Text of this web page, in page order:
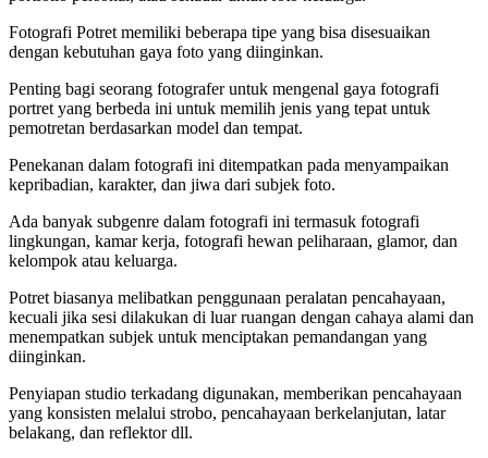
Fotografi Potret memiliki beberapa tipe yang bisa disesuaikan
dengan kebutuhan gaya foto yang diinginkan.
Penting bagi seorang fotografer untuk mengenal gaya fotografi
portret yang berbeda ini untuk memilih jenis yang tepat untuk
pemotretan berdasarkan model dan tempat.
Penekanan dalam fotografi ini ditempatkan pada menyampaikan
kepribadian, karakter, dan jiwa dari subjek foto.
Ada banyak subgenre dalam fotografi ini termasuk fotografi
lingkungan, kamar kerja, fotografi hewan peliharaan, glamor, dan
kelompok atau keluarga.
Potret biasanya melibatkan penggunaan peralatan pencahayaan,
kecuali jika sesi dilakukan di luar ruangan dengan cahaya alami dan
menempatkan subjek untuk menciptakan pemandangan yang
diinginkan.
Penyiapan studio terkadang digunakan, memberikan pencahayaan
yang konsisten melalui strobo, pencahayaan berkelanjutan, latar
belakang, dan reflektor dll.